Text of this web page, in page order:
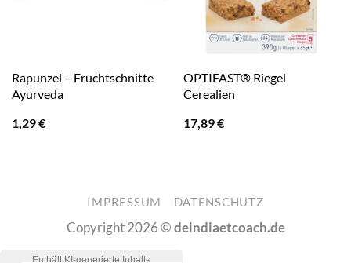
Rapunzel – Fruchtschnitte
Ayurveda
1,29€
OPTIFAST® Riegel
Cerealien
17,89€
IMPRESSUM DATENSCHUTZ
Copyright 2026 ©deindiaetcoach.de